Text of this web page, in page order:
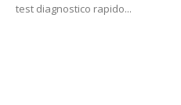
test diagnostico rapido...